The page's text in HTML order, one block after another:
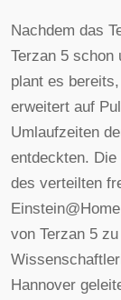
Nachdem das
Terzan 5 schon
plant es
erweitert auf
Umlaufzeiten
entdeckten.
des verteilten
von Terzan 5
Hannover